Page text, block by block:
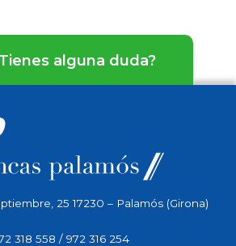
alguna duda?
25 17230 – Palamós (Girona)
318 558 / 972 316 254